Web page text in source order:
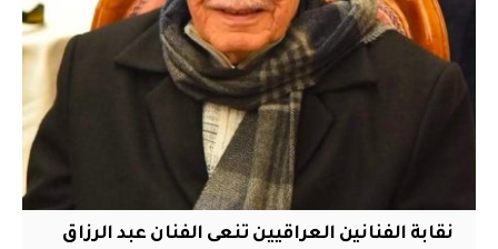
نقابة الفنانين العراقيين تنعى الفنان عبد الرزاق